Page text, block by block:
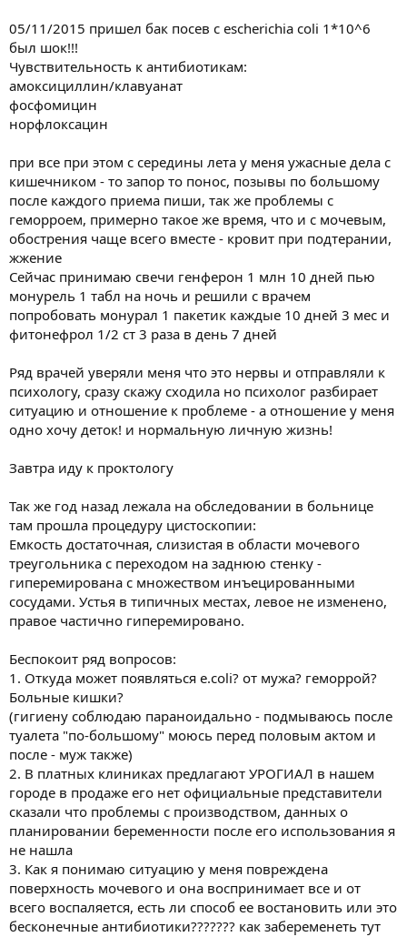
05/11/2015 пришел бак посев с escherichia coli 1*10^6
был шок!!!
Чувствительность к антибиотикам:
амоксициллин/клавуанат
фосфомицин
норфлоксацин
при все при этом с середины лета у меня ужасные дела с
кишечником - то запор то понос, позывы по большому
после каждого приема пиши, так же проблемы с
геморроем, примерно такое же время, что и с мочевым,
обострения чаще всего вместе - кровит при подтерании,
жжение
Сейчас принимаю свечи генферон 1 млн 10 дней пью
монурель 1 табл на ночь и решили с врачем
попробовать монурал 1 пакетик каждые 10 дней 3 мес и
фитонефрол 1/2 ст 3 раза в день 7 дней
Ряд врачей уверяли меня что это нервы и отправляли к
психологу, сразу скажу сходила но психолог разбирает
ситуацию и отношение к проблеме - а отношение у меня
одно хочу деток! и нормальную личную жизнь!
Завтра иду к проктологу
Так же год назад лежала на обследовании в больнице
там прошла процедуру цистоскопии:
Емкость достаточная, слизистая в области мочевого
треугольника с переходом на заднюю стенку -
гиперемирована с множеством инъецированными
сосудами. Устья в типичных местах, левое не изменено,
правое частично гиперемировано.
Беспокоит ряд вопросов:
1. Откуда может появляться e.coli? от мужа? геморрой?
Больные кишки?
(гигиену соблюдаю параноидально - подмываюсь после
туалета "по-большому" моюсь перед половым актом и
после - муж также)
2. В платных клиниках предлагают УРОГИАЛ в нашем
городе в продаже его нет официальные представители
сказали что проблемы с производством, данных о
планировании беременности после его использования я
не нашла
3. Как я понимаю ситуацию у меня повреждена
поверхность мочевого и она воспринимает все и от
всего воспаляется, есть ли способ ее востановить или это
бесконечные антибиотики??????? как забеременеть тут